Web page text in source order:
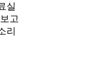
실
고
리